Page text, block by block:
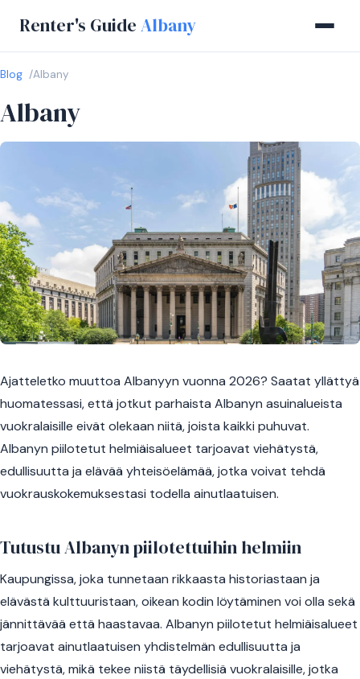
Renter's Guide Albany
Blog Albany
Albany
Ajatteletko muuttoa Albanyyn vuonna 2026? Saatat yllättyä
huomatessasi, että jotkut parhaista Albanyn asuinalueista
vuokralaisille eivät olekaan niitä, joista kaikki puhuvat.
Albanyn piilotetut helmiäisalueet tarjoavat viehätystä,
edullisuutta ja elävää yhteisöelämää, jotka voivat tehdä
vuokrauskokemuksestasi todella ainutlaatuisen.
Tutustu Albanyn piilotettuihin helmiin
Kaupungissa, joka tunnetaan rikkaasta historiastaan ja
elävästä kulttuuristaan, oikean kodin löytäminen voi olla sekä
jännittävää että haastavaa. Albanyn piilotetut helmiäisalueet
tarjoavat ainutlaatuisen yhdistelmän edullisuutta ja
viehätystä, mikä tekee niistä täydellisiä vuokralaisille, jotka